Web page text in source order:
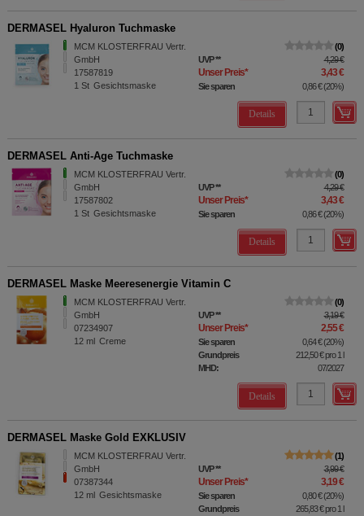
DERMASEL Hyaluron Tuchmaske
MCM KLOSTERFRAU Vertr.
GmbH
17587819
1 St Gesichtsmaske
0
UVP** 4,29 €
Unser Preis* 3,43 €
Sie sparen 0,86 €(20%)
Details
DERMASEL Anti-Age Tuchmaske
MCM KLOSTERFRAU Vertr.
GmbH
17587802
1 St Gesichtsmaske
0
UVP** 4,29 €
Unser Preis* 3,43 €
Sie sparen 0,86 €(20%)
Details
DERMASEL Maske Meeresenergie Vitamin C
MCM KLOSTERFRAU Vertr.
GmbH
07234907
12 ml Creme
0
UVP** 3,19 €
Unser Preis* 2,55 €
Sie sparen 0,64 €(20%)
Grundpreis
212,50 €pro 1 l
MHD:
07/2027
Details
DERMASEL Maske Gold EXKLUSIV
MCM KLOSTERFRAU Vertr.
GmbH
07387344
12 ml Gesichtsmaske
1
UVP** 3,99 €
Unser Preis* 3,19 €
Sie sparen 0,80 €(20%)
Grundpreis
265,83 €pro 1 l